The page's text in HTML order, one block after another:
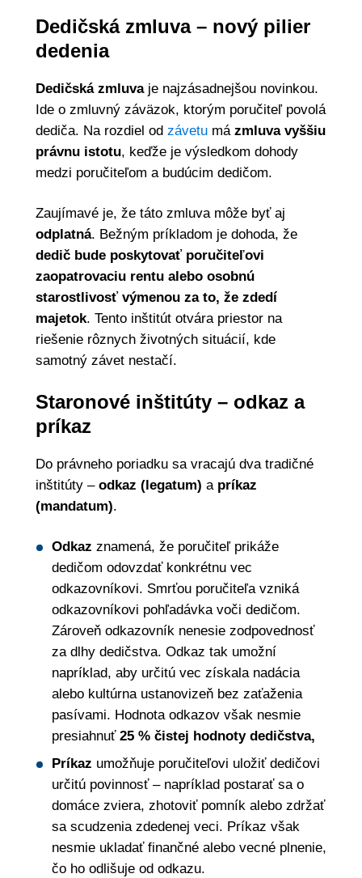
Dedičská zmluva – nový pilier
dedenia
Dedičská zmluvaje najzásadnejšou novinkou.
Ide o zmluvný záväzok, ktorým poručiteľ povolá
dediča. Na rozdiel od závetumázmluva vyššiu
právnu istotu, keďže je výsledkom dohody
medzi poručiteľom a budúcim dedičom.
Zaujímavé je, že táto zmluva môže byť aj
odplatná. Bežným príkladom je dohoda, že
dedič bude poskytovať poručiteľovi
zaopatrovaciu rentu alebo osobnú
starostlivosť výmenou za to, že zdedí
majetok. Tento inštitút otvára priestor na
riešenie rôznych životných situácií, kde
samotný závet nestačí.
Staronové inštitúty – odkaz a
príkaz
Do právneho poriadku sa vracajú dva tradičné
inštitúty – odkaz (legatum) a príkaz
(mandatum).
Odkaz znamená, že poručiteľ prikáže
dedičom odovzdať konkrétnu vec
odkazovníkovi. Smrťou poručiteľa vzniká
odkazovníkovi pohľadávka voči dedičom.
Zároveň odkazovník nenesie zodpovednosť
za dlhy dedičstva. Odkaz tak umožní
napríklad, aby určitú vec získala nadácia
alebo kultúrna ustanovizeň bez zaťaženia
pasívami. Hodnota odkazov však nesmie
presiahnuť 25 % čistej hodnoty dedičstva,
Príkaz umožňuje poručiteľovi uložiť dedičovi
určitú povinnosť – napríklad postarať sa o
domáce zviera, zhotoviť pomník alebo zdržať
sa scudzenia zdedenej veci. Príkaz však
nesmie ukladať finančné alebo vecné plnenie,
čo ho odlišuje od odkazu.